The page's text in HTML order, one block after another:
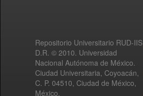
Repositorio Universitario RUD-IIS
D.R. © 2010. Universidad
Nacional Autónoma de México.
Ciudad Universitaria, Coyoacán,
C. P. 04510, Ciudad de México,
México.